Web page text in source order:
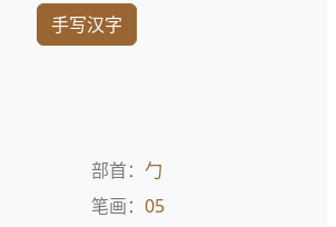
手写汉字
部首： 勹
笔画： 05